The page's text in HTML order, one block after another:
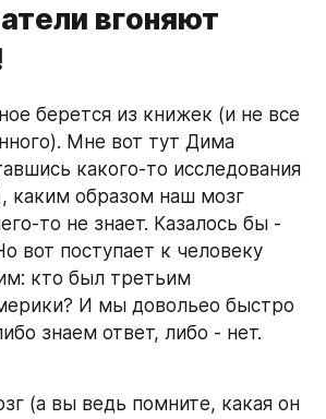
вгоняют
берется из книжек (и не все
Мне вот тут Дима
какого-то исследования
каким образом наш мозг
то не знает. Казалось бы -
вот поступает к человеку
кто был третьим
И мы довольео быстро
знаем ответ, либо - нет.
(а вы ведь помните, какая он